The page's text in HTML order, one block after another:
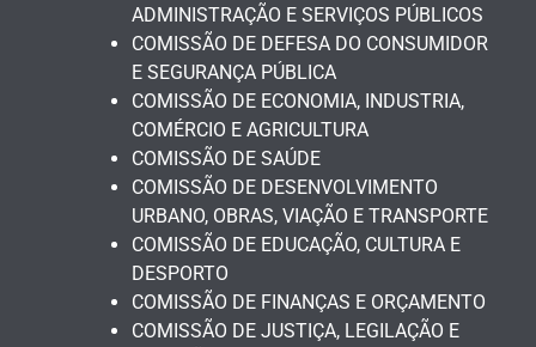
ADMINISTRAÇÃO E SERVIÇOS PÚBLICOS
COMISSÃO DE DEFESA DO CONSUMIDOR
E SEGURANÇA PÚBLICA
COMISSÃO DE ECONOMIA, INDUSTRIA,
COMÉRCIO E AGRICULTURA
COMISSÃO DE SAÚDE
COMISSÃO DE DESENVOLVIMENTO
URBANO, OBRAS, VIAÇÃO E TRANSPORTE
COMISSÃO DE EDUCAÇÃO, CULTURA E
DESPORTO
COMISSÃO DE FINANÇAS E ORÇAMENTO
COMISSÃO DE JUSTIÇA, LEGILAÇÃO E